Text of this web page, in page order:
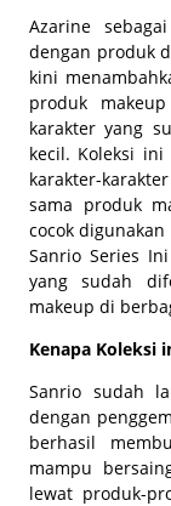
Azarine sebagai
dengan produk
kini
produk makeup
karakter yang
kecil. Koleksi
karakter-
sama produk
cocok
Sanrio Series
yang sudah
makeup di
Kenapa Koleksi
Sanrio sudah
dengan
berhasil
mampu
lewat produk-